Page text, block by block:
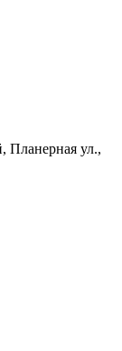
Планерная ул.,